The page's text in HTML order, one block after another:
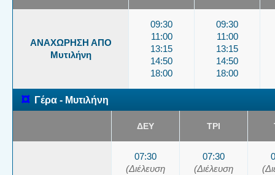
ΑΝΑΧΩΡΗΣΗ ΑΠΟ
Μυτιλήνη
09:30
11:00
13:15
14:50
18:00
09:30
11:00
13:15
14:50
18:00
¤ Γέρα - Μυτιλήνη
ΔΕΥ ΤΡΙ
07:30
(Διέλευση
07:30
(Διέλευση